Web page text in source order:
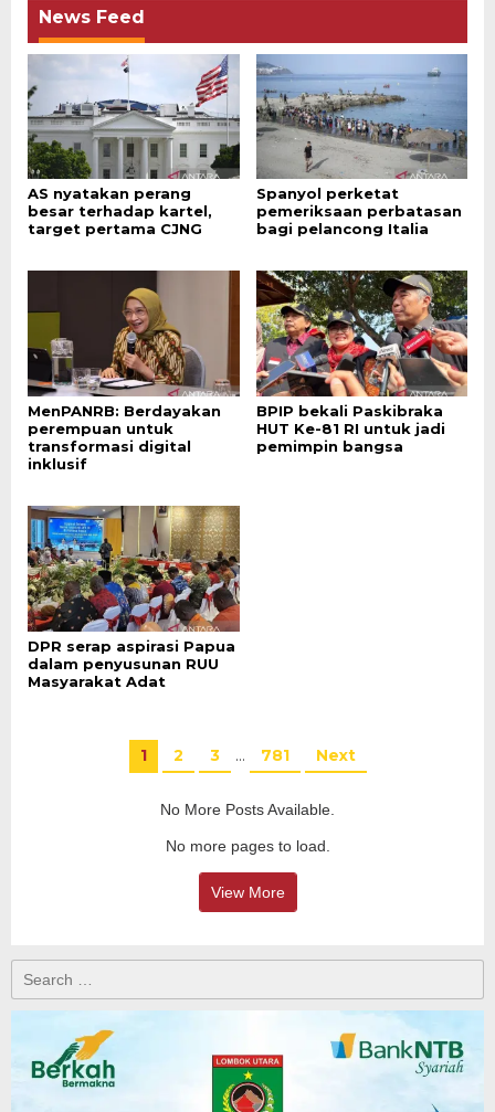
News Feed
AS nyatakan perang
besar terhadap kartel,
target pertama CJNG
Spanyol perketat
pemeriksaan perbatasan
bagi pelancong Italia
MenPANRB: Berdayakan
perempuan untuk
transformasi digital
inklusif
BPIP bekali Paskibraka
HUT Ke-81 RI untuk jadi
pemimpin bangsa
DPR serap aspirasi Papua
dalam penyusunan RUU
Masyarakat Adat
1 2 3 … 781 Next
No More Posts Available.
No more pages to load.
View More
for: